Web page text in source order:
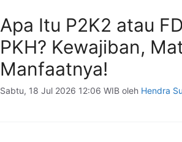
Apa Itu P2K2 atau
PKH? Kewajiban,
Manfaatnya!
Sabtu, 18 Jul 2026 12:06 WIB oleh Hendra